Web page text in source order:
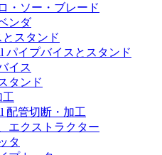
・ソー・ブレード
ンダ
スタンド
パイプバイスとスタンド
イス
タンド
工
配管切断・加工
エクストラクター
タ